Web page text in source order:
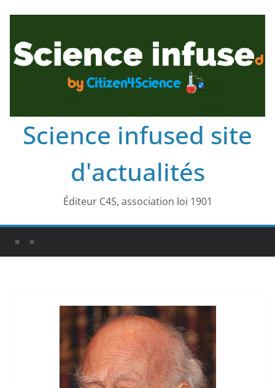
Science infused site
d'actualités
Éditeur C4S, association loi 1901